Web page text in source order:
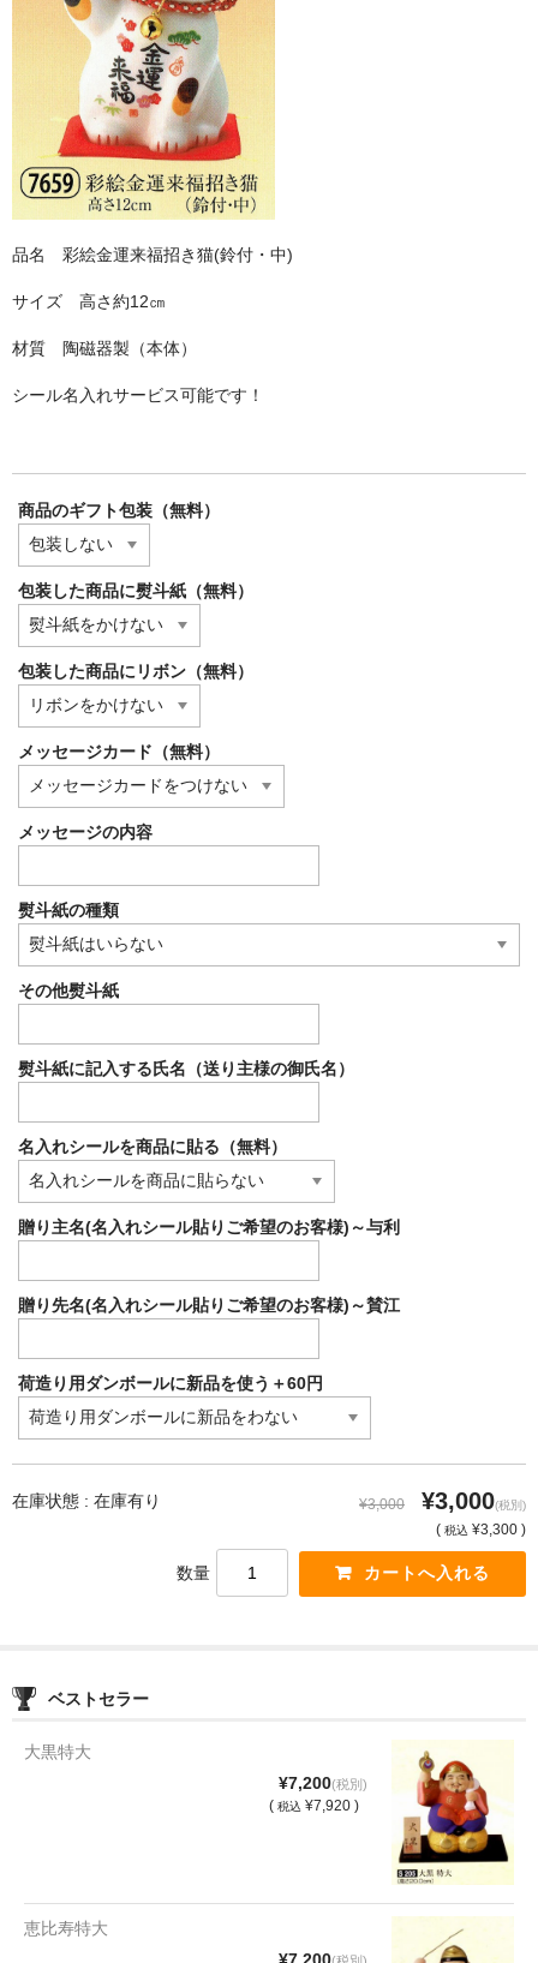
宝くじ入れ
金運アップ
恋招き
品名 彩絵金運来福招き猫(鈴付・中)
サイズ 高さ約12㎝
材質 陶磁器製（本体）
シール名入れサービス可能です！
商品のギフト包装（無料）
包装した商品に熨斗紙（無料）
包装した商品にリボン（無料）
メッセージカード（無料）
メッセージの内容
熨斗紙の種類
その他熨斗紙
熨斗紙に記入する氏名（送り主様の御氏名）
名入れシールを商品に貼る（無料）
贈り主名(名入れシール貼りご希望のお客様)～与利
贈り先名(名入れシール貼りご希望のお客様)～賛江
荷造り用ダンボールに新品を使う＋60円
在庫状態 : 在庫有り ¥3,000 ¥3,000(税別)
( 税込 ¥3,300 )
数量
ベストセラー
大黒特大
¥7,200(税別)
( 税込 ¥7,920 )
恵比寿特大